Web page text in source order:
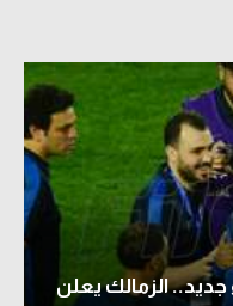
الزمالك يعلن